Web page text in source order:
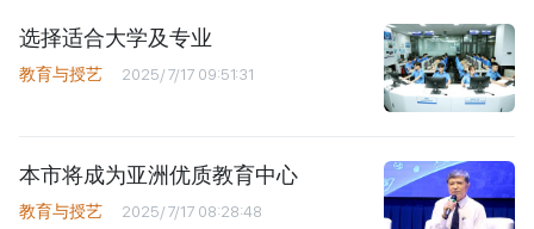
选择适合大学及专业
教育与授艺 2025/7/17 09:51:31
本市将成为亚洲优质教育中心
教育与授艺 2025/7/17 08:28:48